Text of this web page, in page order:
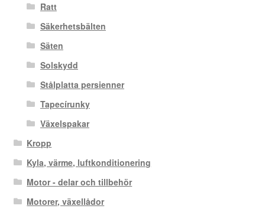
Ratt
Säkerhetsbälten
Säten
Solskydd
Stålplatta persienner
Tapecírunky
Växelspakar
Kropp
Kyla, värme, luftkonditionering
Motor - delar och tillbehör
Motorer, växellådor